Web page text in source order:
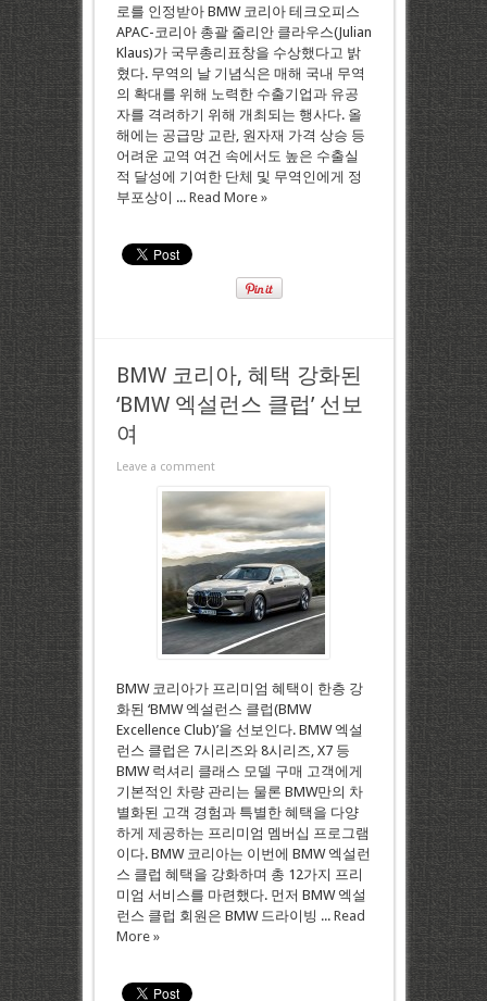
로를 인정받아 BMW 코리아 테크오피스
APAC-코리아 총괄 줄리안 클라우스(Julian
Klaus)가 국무총리표창을 수상했다고 밝
혔다. 무역의 날 기념식은 매해 국내 무역
의 확대를 위해 노력한 수출기업과 유공
자를 격려하기 위해 개최되는 행사다. 올
해에는 공급망 교란, 원자재 가격 상승 등
어려운 교역 여건 속에서도 높은 수출실
적 달성에 기여한 단체 및 무역인에게 정
부포상이 ... Read More »
BMW 코리아, 혜택 강화된
‘BMW 엑설런스 클럽’ 선보
여
Leave a comment
BMW 코리아가 프리미엄 혜택이 한층 강
화된 ‘BMW 엑설런스 클럽(BMW
Excellence Club)’을 선보인다. BMW 엑설
런스 클럽은 7시리즈와 8시리즈, X7 등
BMW 럭셔리 클래스 모델 구매 고객에게
기본적인 차량 관리는 물론 BMW만의 차
별화된 고객 경험과 특별한 혜택을 다양
하게 제공하는 프리미엄 멤버십 프로그램
이다. BMW 코리아는 이번에 BMW 엑설런
스 클럽 혜택을 강화하며 총 12가지 프리
미엄 서비스를 마련했다. 먼저 BMW 엑설
런스 클럽 회원은 BMW 드라이빙 ... Read
More »